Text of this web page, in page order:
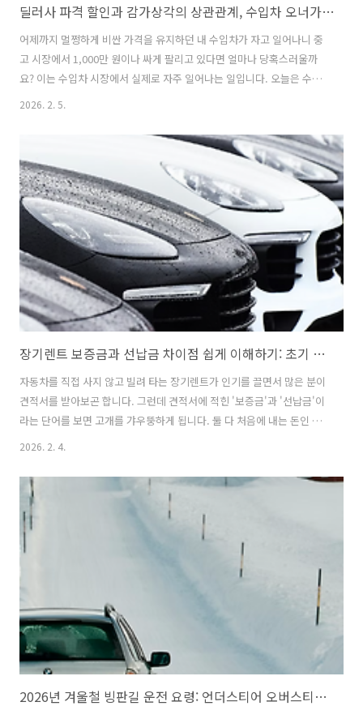
딜러사 파격 할인과 감가상각의 상관관계, 수입차 오너가 반드시 알아야 할 시장 분석
어제까지 멀쩡하게 비싼 가격을 유지하던 내 수입차가 자고 일어나니 중
고 시장에서 1,000만 원이나 싸게 팔리고 있다면 얼마나 당혹스러울까
요? 이는 수입차 시장에서 실제로 자주 일어나는 일입니다. 오늘은 수입
차 브랜드의 신차 프로모션이 어떻게 기존 차주들의 자산 가치를 떨어뜨
니다.딜러사 파격 할인과 감가상각의 상관관계, 수입차 오너가 반드시 알
아야 할 시장 분석신차 가격과 중고차 가격의 연결고리중고차 가격은 기
본적으로 '신차 가격'을 기준으로 정해집니다. 이를 쉽게 설명하기 위해
'장난감 가게' 이야기를 해보겠습니다.만약 여러분이 10,000원을 주고
산 최신 로봇 장난감이 있다고 가정해 봅시다. 이 로봇을 친구에게 중고
로 팔려고 할 때..
2026. 2. 5.
장기렌트 보증금과 선납금 차이점 쉽게 이해하기: 초기 비용 아끼고 나중에 돌려받는 돈 계산법
자동차를 직접 사지 않고 빌려 타는 장기렌트가 인기를 끌면서 많은 분이
견적서를 받아보곤 합니다. 그런데 견적서에 적힌 '보증금'과 '선납금'이
라는 단어를 보면 고개를 갸우뚱하게 됩니다. 둘 다 처음에 내는 돈인 것
같은데, 무엇이 다를까요? 2026년 현재 자동차 시장의 트렌드와 함께,
습니다.장기렌트 보증금과 선납금 차이점 쉽게 이해하기: 초기 비용 아끼
고 나중에 돌려받는 돈 계산법장기렌트 초기 비용의 두 얼굴, 보증금과
선납금이란자동차 장기렌트는 집을 빌리는 것과 비슷합니다. 차를 빌릴
때도 처음에 목돈을 내면 매달 내야 하는 월 렌트료가 줄어듭니다. 이때
처음에 내는 돈을 크게 '보증금'과 '선납금'으로 나눕니다.가장 큰 차이
점..
2026. 2. 4.
2026년 겨울철 빙판길 운전 요령: 언더스티어 오버스티어 발생 시 당황하지 않고 대처하는 법